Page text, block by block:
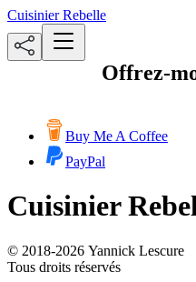
Cuisinier Rebelle
Offrez-
Buy Me A Coffee
PayPal
Cuisinier
© 2018-2026 Yannick Lescure
Tous droits réservés